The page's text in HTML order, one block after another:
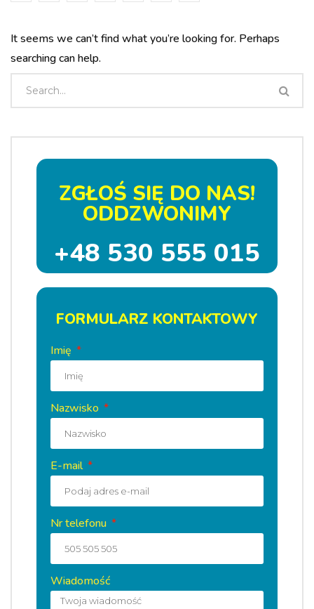
It seems we can’t find what you’re looking for. Perhaps
searching can help.
ZGŁOŚ SIĘ DO NAS!
ODDZWONIMY
+48 530 555 015
FORMULARZ KONTAKTOWY
Imię
Nazwisko
E-mail
Nr telefonu
Wiadomość